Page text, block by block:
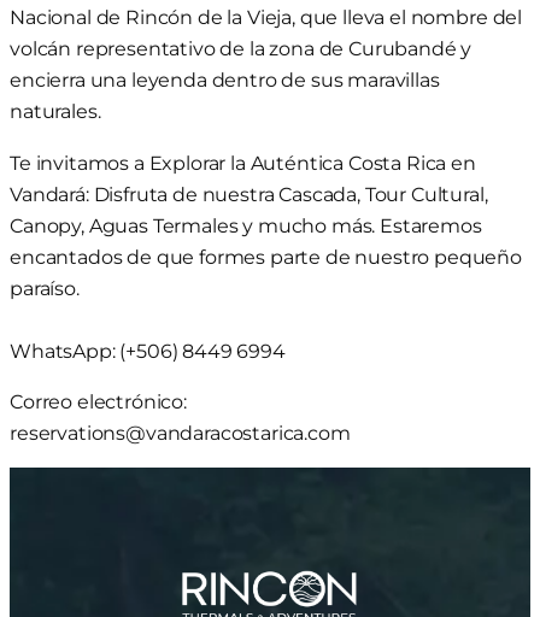
Nacional de Rincón de la Vieja, que lleva el nombre del
volcán representativo de la zona de Curubandé y
encierra una leyenda dentro de sus maravillas
naturales.
Te invitamos a Explorar la Auténtica Costa Rica en
Vandará: Disfruta de nuestra Cascada, Tour Cultural,
Canopy, Aguas Termales y mucho más. Estaremos
encantados de que formes parte de nuestro pequeño
paraíso.
WhatsApp: (+506) 8449 6994
Correo electrónico:
reservations@vandaracostarica.com